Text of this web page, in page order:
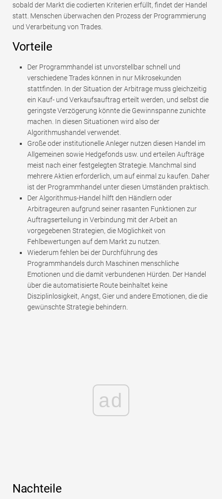
sobald der Markt die codierten Kriterien erfüllt, findet der Handel
statt. Menschen überwachen den Prozess der Programmierung
und Verarbeitung von Trades.
Vorteile
Der Programmhandel ist unvorstellbar schnell und
verschiedene Trades können in nur Mikrosekunden
stattfinden. In der Situation der Arbitrage muss gleichzeitig
ein Kauf- und Verkaufsauftrag erteilt werden, und selbst die
geringste Verzögerung könnte die Gewinnspanne zunichte
machen. In diesen Situationen wird also der
Algorithmushandel verwendet.
Große oder institutionelle Anleger nutzen diesen Handel im
Allgemeinen sowie Hedgefonds usw. und erteilen Aufträge
meist nach einer festgelegten Strategie. Manchmal sind
mehrere Aktien erforderlich, um auf einmal zu kaufen. Daher
ist der Programmhandel unter diesen Umständen praktisch.
Der Algorithmus-Handel hilft den Händlern oder
Arbitrageuren aufgrund seiner rasanten Funktionen zur
Auftragserteilung in Verbindung mit der Arbeit an
vorgegebenen Strategien, die Möglichkeit von
Fehlbewertungen auf dem Markt zu nutzen.
Wiederum fehlen bei der Durchführung des
Programmhandels durch Maschinen menschliche
Emotionen und die damit verbundenen Hürden. Der Handel
über die automatisierte Route beinhaltet keine
Disziplinlosigkeit, Angst, Gier und andere Emotionen, die die
gewünschte Strategie behindern.
ad
Nachteile